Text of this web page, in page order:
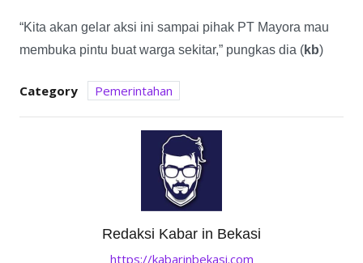
“Kita akan gelar aksi ini sampai pihak PT Mayora mau
membuka pintu buat warga sekitar,” pungkas dia (kb)
Category Pemerintahan
Redaksi Kabar in Bekasi
https://kabarinbekasi.com